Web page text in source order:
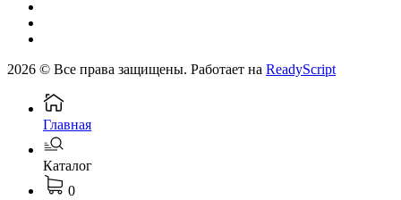
2026 © Все права защищены. Работает на ReadyScript
Главная
Каталог
0